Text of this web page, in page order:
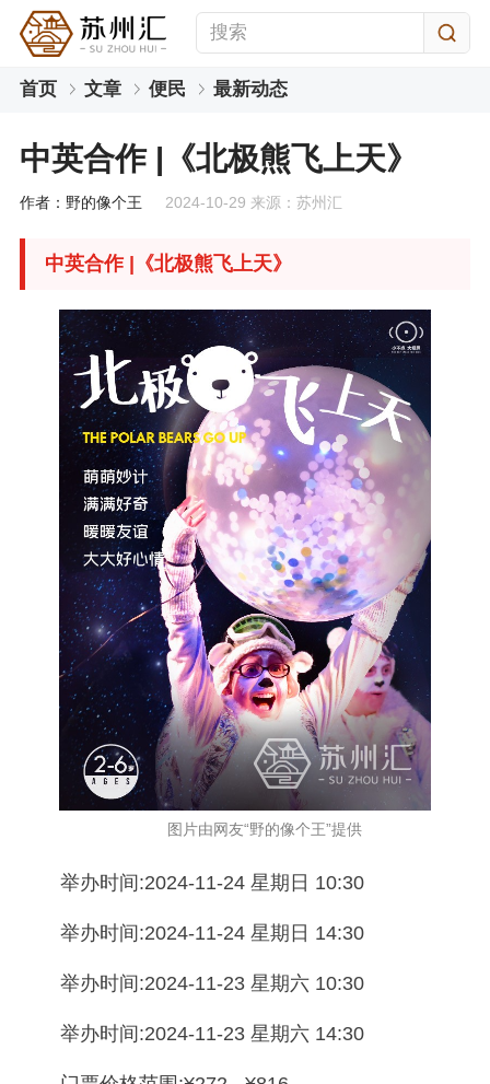
首页 文章 便民 最新动态
中英合作 |《北极熊飞上天》
作者：野的像个王 2024-10-29 来源：苏州汇
中英合作 |《北极熊飞上天》
图片由网友“野的像个王”提供
举办时间:2024-11-24 星期日 10:30
举办时间:2024-11-24 星期日 14:30
举办时间:2024-11-23 星期六 10:30
举办时间:2024-11-23 星期六 14:30